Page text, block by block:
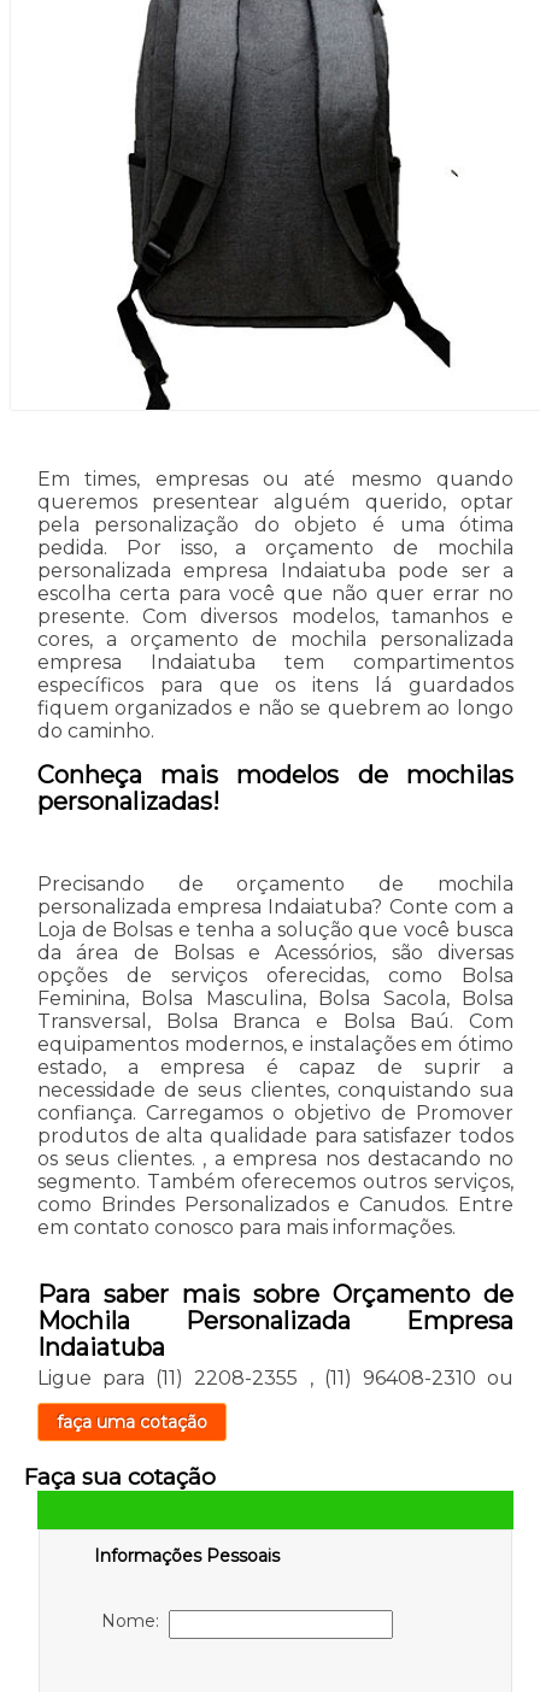
Em times, empresas ou até mesmo quando
queremos presentear alguém querido, optar
pela personalização do objeto é uma ótima
pedida. Por isso, a orçamento de mochila
personalizada empresa Indaiatuba pode ser a
escolha certa para você que não quer errar no
presente. Com diversos modelos, tamanhos e
cores, a orçamento de mochila personalizada
empresa Indaiatuba tem compartimentos
específicos para que os itens lá guardados
fiquem organizados e não se quebrem ao longo
do caminho.
Conheça mais modelos de mochilas
personalizadas!
Precisando de orçamento de mochila
personalizada empresa Indaiatuba? Conte com a
Loja de Bolsas e tenha a solução que você busca
da área de Bolsas e Acessórios, são diversas
opções de serviços oferecidas, como Bolsa
Feminina, Bolsa Masculina, Bolsa Sacola, Bolsa
Transversal, Bolsa Branca e Bolsa Baú. Com
equipamentos modernos, e instalações em ótimo
estado, a empresa é capaz de suprir a
necessidade de seus clientes, conquistando sua
confiança. Carregamos o objetivo de Promover
produtos de alta qualidade para satisfazer todos
os seus clientes. , a empresa nos destacando no
segmento. Também oferecemos outros serviços,
como Brindes Personalizados e Canudos. Entre
em contato conosco para mais informações.
Para saber mais sobre Orçamento de
Mochila Personalizada Empresa
Indaiatuba
Ligue para (11) 2208-2355 , (11) 96408-2310 ou
faça uma cotação
Faça sua cotação
Informações Pessoais
Nome: